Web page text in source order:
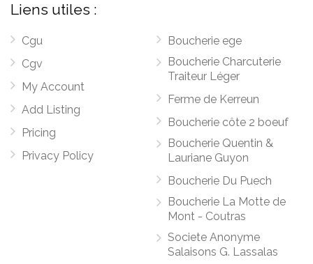
Liens utiles :
Cgu
Cgv
My Account
Add Listing
Pricing
Privacy Policy
Boucherie ege
Boucherie Charcuterie
Traiteur Léger
Ferme de Kerreun
Boucherie côte 2 boeuf
Boucherie Quentin &
Lauriane Guyon
Boucherie Du Puech
Boucherie La Motte de
Mont - Coutras
Societe Anonyme
Salaisons G. Lassalas